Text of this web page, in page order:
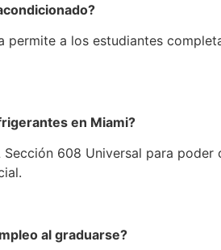
a los estudiantes
en Miami?
608 Universal para
al graduarse?